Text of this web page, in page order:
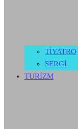
TİYATRO
SERGİ
TURİZM